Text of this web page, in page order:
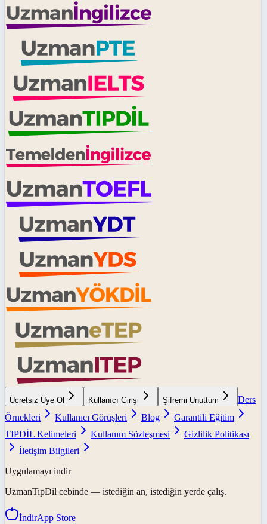
Ücretsiz Üye Ol Kullanıcı Girişi Şifremi Unuttum
Ders
Örnekleri
Kullanıcı Görüşleri Blog
Garantili Eğitim
TIPDİL Kelimeleri
Kullanım Sözleşmesi
Gizlilik Politikası
İletişim Bilgileri
Uygulamayı indir
UzmanTipDil cebinde — istediğin an, istediğin yerde çalış.
İndirApp Store